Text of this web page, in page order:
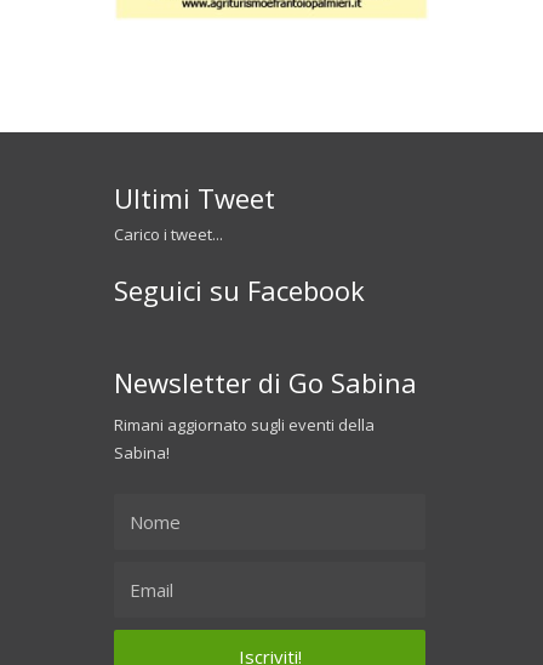
Ultimi Tweet
Carico i tweet...
Seguici su Facebook
Newsletter di Go Sabina
Rimani aggiornato sugli eventi della
Sabina!